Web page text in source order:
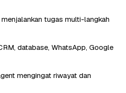
tugas multi-langkah
database, WhatsApp, Google
mengingat riwayat dan